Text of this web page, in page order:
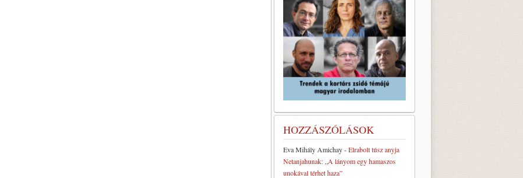
HOZZÁSZÓLÁSOK
Eva Mihály Amichay-Elrabolt túsz anyja
Netanjahunak: „A lányom egy hamaszos
unokával térhet haza”